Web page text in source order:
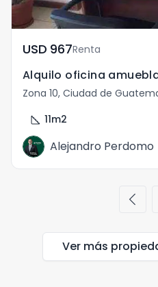
USD	967Renta
Alquilo oficina
Zona 10, Ciudad de
square_foot 11m2
Alejandro Perdomo
chevron_left
Ver más